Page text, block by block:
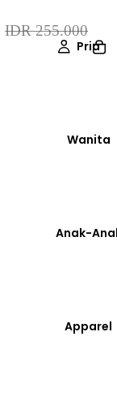
Pria
Wanita
Anak-
Apparel
IDR 255.000